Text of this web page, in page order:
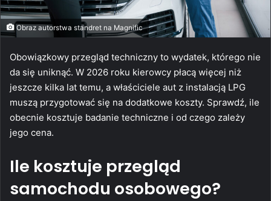
Obraz autorstwa standret na Magnific
Obowiązkowy przegląd techniczny to wydatek, którego nie
da się uniknąć. W 2026 roku kierowcy płacą więcej niż
jeszcze kilka lat temu, a właściciele aut z instalacją LPG
muszą przygotować się na dodatkowe koszty. Sprawdź, ile
obecnie kosztuje badanie techniczne i od czego zależy
jego cena.
Ile kosztuje przegląd
samochodu osobowego?